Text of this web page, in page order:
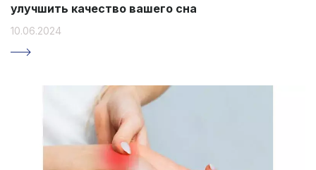
улучшить качество вашего сна
10.06.2024